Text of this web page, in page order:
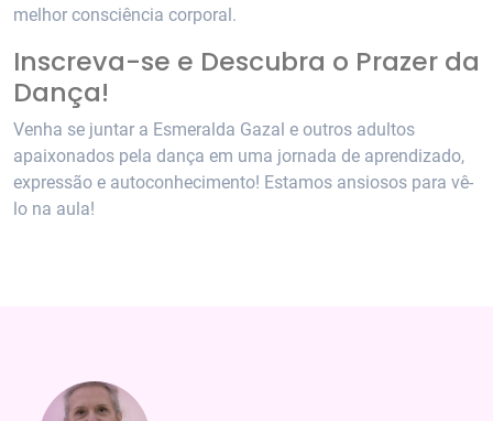
melhor consciência corporal.
Inscreva-se e Descubra o Prazer da
Dança!
Venha se juntar a Esmeralda Gazal e outros adultos
apaixonados pela dança em uma jornada de aprendizado,
expressão e autoconhecimento! Estamos ansiosos para vê-
lo na aula!